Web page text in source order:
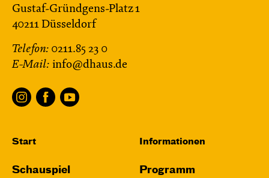
Gustaf-Gründgens-Platz 1
40211 Düsseldorf
Telefon: 0211.85 23 0
E-Mail: info@dhaus.de
Start
Schauspiel
Informationen
Programm